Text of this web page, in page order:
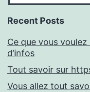
Recent Posts
Ce que vous
d’infos
Tout savoir sur
Vous allez tout